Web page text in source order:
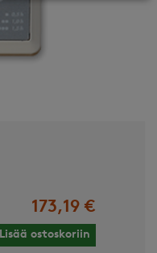
173,19 €
Lisää ostoskoriin